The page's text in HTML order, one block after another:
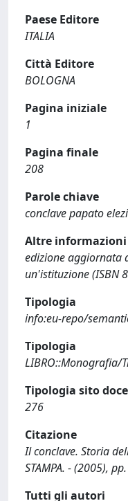
Paese Editore
ITALIA
Città Editore
BOLOGNA
Pagina iniziale
1
Pagina finale
208
Parole chiave
conclave papato
Altre informazioni
edizione aggiornata
un'istituzione (ISBN
Tipologia
info:eu-repo/
Tipologia
LIBRO::Monografia/
Tipologia sito
276
Citazione
Il conclave. Storia
STAMPA. - (2005),
Tutti gli autori